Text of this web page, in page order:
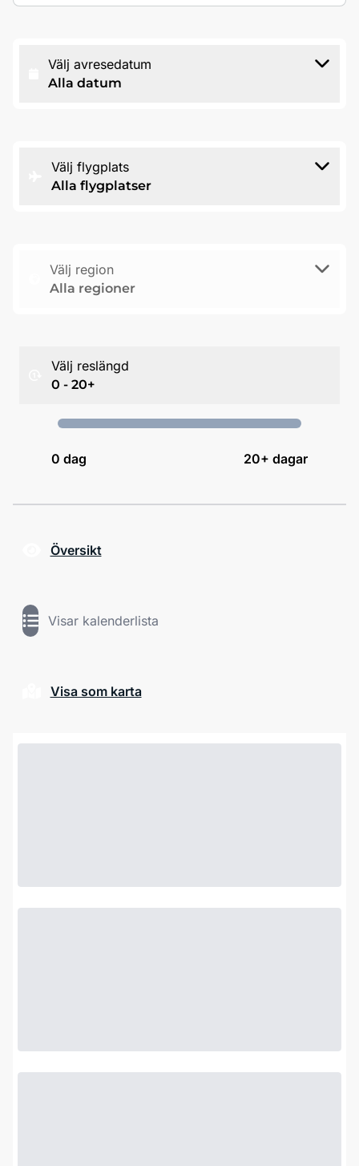
Välj avresedatum
Alla datum
Välj flygplats
Alla flygplatser
Välj region
Alla regioner
Välj reslängd
0 - 20+
0 dag 20+ dagar
Översikt
Visar kalenderlista
Visa som karta